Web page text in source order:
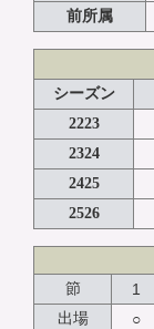
前所属
シーズン
2223
2324
2425
2526
節
1
出場 ○